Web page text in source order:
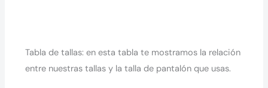
Tabla de tallas: en esta tabla te mostramos la relación
entre nuestras tallas y la talla de pantalón que usas.